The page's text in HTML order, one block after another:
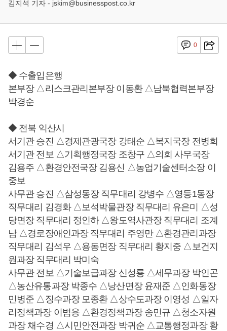
김지석 기자 - jskim@businesspost.co.kr
0
◆ 수출입은행
본부장 △리스크관리본부장 이동환 △남북협력본부장
박경순
◆ 전북 익산시
서기관 승진 △경제관광국장 강태순 △복지국장 전병희
서기관 전보 △기획행정국장 조창구 △의회 사무국장
김용주 △환경안전국장 김용신 △농업기술센터소장 이
중보
사무관 승진 △삼성동장 직무대리 강병수 △영등1동장
직무대리 김경화 △보석박물관장 직무대리 유은미 △성
당면장 직무대리 정인하 △왕도역사관장 직무대리 조계
남 △경로장애인과장 직무대리 주영만 △환경관리과장
직무대리 김석우 △용동면장 직무대리 황지중 △보건지
원과장 직무대리 박미숙
사무관 전보 △기술보급과장 신성룡 △세무과장 박인곤
△농산유통과장 박종수 △낭산면장 윤재준 △인화동장
민병준 △징수과장 모종환 △상수도과장 이영성 △일자
리정책과장 이범용 △환경정책과장 송민규 △청소자원
과장 채수경 △시민안전과장 박귀순 △교통행정과장 황